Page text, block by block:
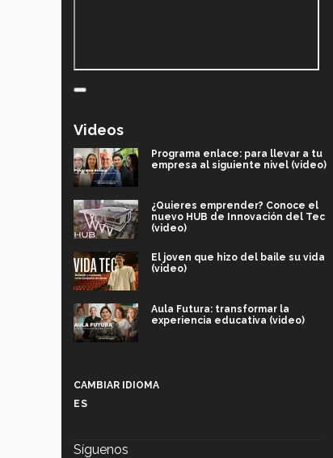
Videos
Programa enlace: para llevar a tu
empresa al siguiente nivel (video)
¿Quieres emprender? Conoce el
nuevo HUB de Innovación del Tec
(video)
El joven que hizo del baile su vida
(video)
Aula Futura: transformar la
experiencia educativa (video)
CAMBIAR IDIOMA
ES
Síguenos